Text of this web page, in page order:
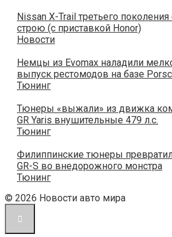
Nissan X-Trail третьего поколения
строю (с приставкой Honor)
Новости
Немцы из Evomax наладили
выпуск рестомодов на базе
Тюнинг
Тюнеры «выжали» из движка
GR Yaris внушительные 479 л.с.
Тюнинг
Филиппинские тюнеры
GR-S во внедорожного монстра
Тюнинг
© 2026 Новости авто мира